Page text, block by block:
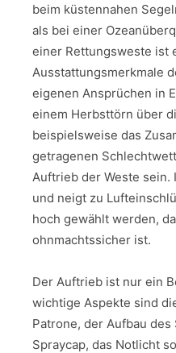
beim küstennahen
als bei einer
einer Rettungsweste ist
Ausstattungsmerkmale
eigenen Ansprüchen in
einem Herbsttörn über
beispielsweise das
getragenen
Auftrieb der Weste
und neigt zu
hoch gewählt werden,
ohnmachtssicher ist.
Der Auftrieb ist nur ein
wichtige Aspekte sind
Patrone, der Aufbau
Spraycap, das Notlicht